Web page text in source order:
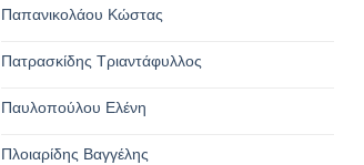
Παπανικολάου Κώστας
Πατρασκίδης Τριαντάφυλλος
Παυλοπούλου Ελένη
Πλοιαρίδης Βαγγέλης